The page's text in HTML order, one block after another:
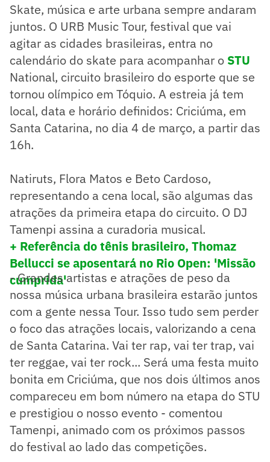
Skate, música e arte urbana sempre andaram
juntos. O URB Music Tour, festival que vai
agitar as cidades brasileiras, entra no
calendário do skate para acompanhar o STU
National, circuito brasileiro do esporte que se
tornou olímpico em Tóquio. A estreia já tem
local, data e horário definidos: Criciúma, em
Santa Catarina, no dia 4 de março, a partir das
16h.
Natiruts, Flora Matos e Beto Cardoso,
representando a cena local, são algumas das
atrações da primeira etapa do circuito. O DJ
Tamenpi assina a curadoria musical.
+ Referência do tênis brasileiro, Thomaz
Bellucci se aposentará no Rio Open: 'Missão
cumprida'
- Grandes artistas e atrações de peso da
nossa música urbana brasileira estarão juntos
com a gente nessa Tour. Isso tudo sem perder
o foco das atrações locais, valorizando a cena
de Santa Catarina. Vai ter rap, vai ter trap, vai
ter reggae, vai ter rock... Será uma festa muito
bonita em Criciúma, que nos dois últimos anos
compareceu em bom número na etapa do STU
e prestigiou o nosso evento - comentou
Tamenpi, animado com os próximos passos
do festival ao lado das competições.